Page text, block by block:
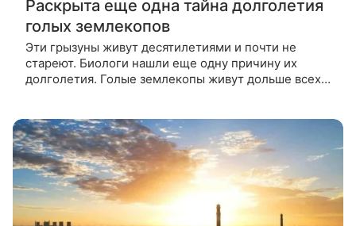
Раскрыта еще одна тайна долголетия
голых землекопов
Эти грызуны живут десятилетиями и почти не
стареют. Биологи нашли еще одну причину их
долголетия. Голые землекопы живут дольше всех